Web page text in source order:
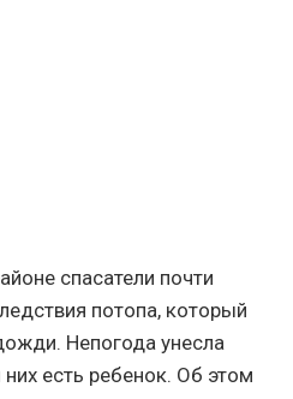
спасатели почти
потопа, который
Непогода унесла
есть ребенок. Об этом